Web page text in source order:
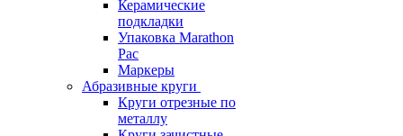
Керамические
подкладки
Упаковка Marathon
Pac
Маркеры
Абразивные круги
Круги отрезные по
металлу